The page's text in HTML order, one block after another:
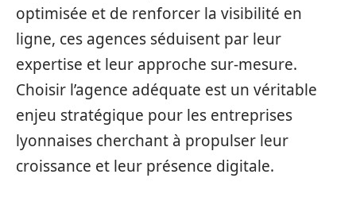
optimisée et de renforcer la visibilité en
ligne, ces agences séduisent par leur
expertise et leur approche sur-mesure.
Choisir l’agence adéquate est un véritable
enjeu stratégique pour les entreprises
lyonnaises cherchant à propulser leur
croissance et leur présence digitale.